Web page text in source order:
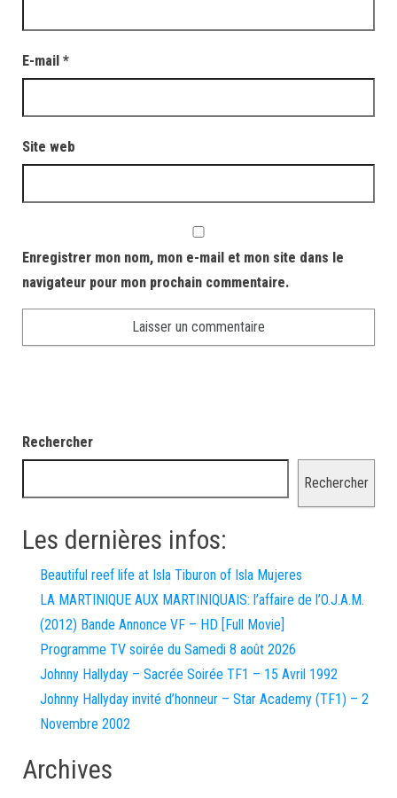
E-mail *
Site web
Enregistrer mon nom, mon e-mail et mon site dans le
navigateur pour mon prochain commentaire.
Rechercher
Rechercher
Les dernières infos:
Beautiful reef life at Isla Tiburon of Isla Mujeres
LA MARTINIQUE AUX MARTINIQUAIS: l’affaire de l’O.J.A.M.
(2012) Bande Annonce VF – HD [Full Movie]
Programme TV soirée du Samedi 8 août 2026
Johnny Hallyday – Sacrée Soirée TF1 – 15 Avril 1992
Johnny Hallyday invité d’honneur – Star Academy (TF1) – 2
Novembre 2002
Archives